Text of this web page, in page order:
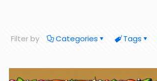
Filter by Categories Tags